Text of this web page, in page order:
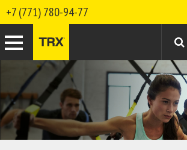
+7 (771) 780-94-77